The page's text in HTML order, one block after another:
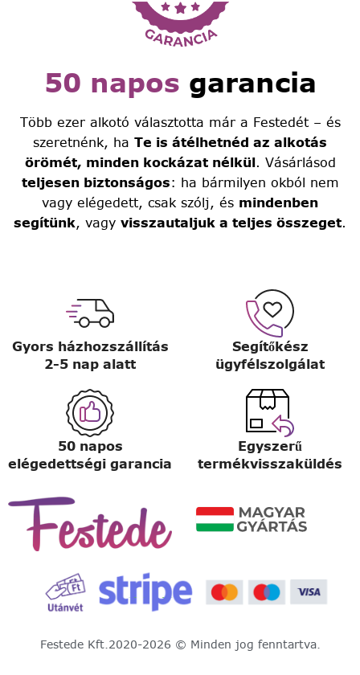
50 napos garancia
Több ezer alkotó választotta már a Festedét – és
szeretnénk, ha Te is átélhetnéd az alkotás
örömét, minden kockázat nélkül. Vásárlásod
teljesen biztonságos: ha bármilyen okból nem
vagy elégedett, csak szólj, és mindenben
segítünk, vagy visszautaljuk a teljes összeget.
Gyors házhozszállítás
2-5 nap alatt
Segítőkész
ügyfélszolgálat
50 napos
elégedettségi garancia
Egyszerű
termékvisszaküldés
Festede Kft.2020-2026 © Minden jog fenntartva.